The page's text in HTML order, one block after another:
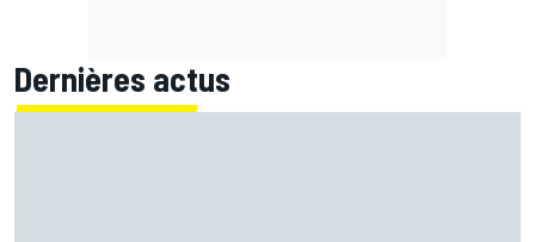
Dernières actus